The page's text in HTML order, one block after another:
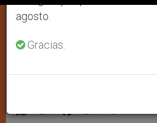
presentar programas,
datos de la encuesta
sobre los deseos de la
h e a w h
agosto.
Gracias.